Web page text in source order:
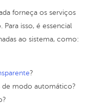
forneça os serviços
isso, é essencial
ao sistema, como:
?
de modo automático?